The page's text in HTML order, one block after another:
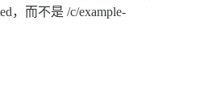
，而不是 /c/example-